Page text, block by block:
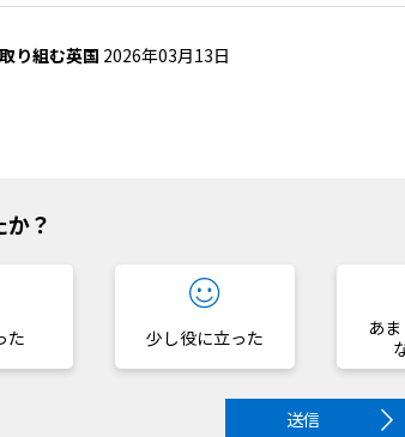
り組む英国 2026年03月13日
？
た 少し役に立った
あ
送信